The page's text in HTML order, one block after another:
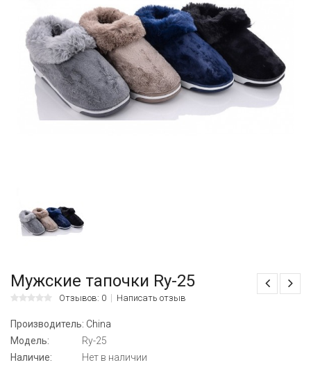
Мужские тапочки Ry-25
Отзывов: 0 Написать отзыв
Производитель: China
Модель:
Ry-25
Наличие:
Нет в наличии